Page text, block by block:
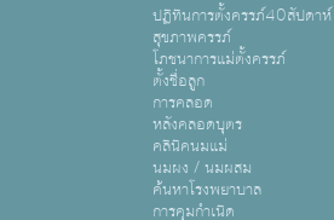
ปฏิทินการตั้งครรภ์40สัปดาห์
สุขภาพครรภ์
โภชนาการแม่ตั้งครรภ์
ตั้งชื่อลูก
การคลอด
หลังคลอดบุตร
คลินิคนมแม่
นมผง / นมผสม
ค้นหาโรงพยาบาล
การคุมกำเนิด